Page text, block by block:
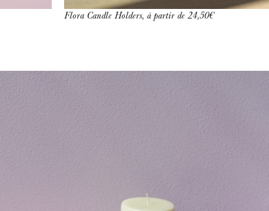
Flora Candle Holders, à partir de 24,50€